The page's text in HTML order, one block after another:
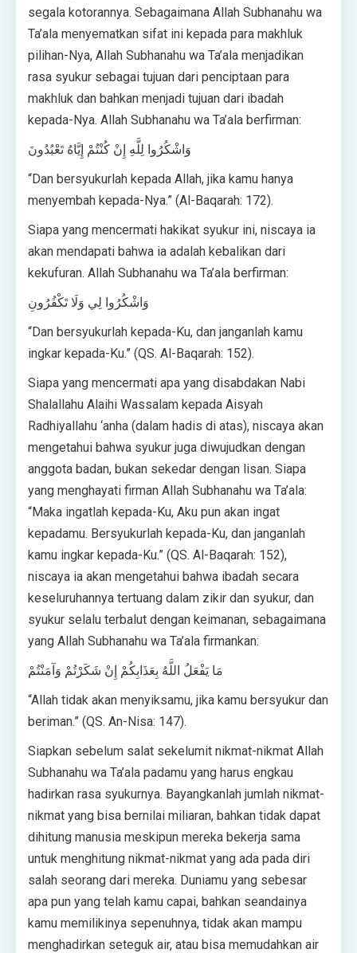
segala kotorannya. Sebagaimana Allah Subhanahu wa
Ta’ala menyematkan sifat ini kepada para makhluk
pilihan-Nya, Allah Subhanahu wa Ta’ala menjadikan
rasa syukur sebagai tujuan dari penciptaan para
makhluk dan bahkan menjadi tujuan dari ibadah
kepada-Nya. Allah Subhanahu wa Ta’ala berfirman:
وَاشْكُرُوا لِلَّهِ إِنْ كُنْتُمْ إِيَّاهُ تَعْبُدُونَ
“Dan bersyukurlah kepada Allah, jika kamu hanya
menyembah kepada-Nya.” (Al-Baqarah: 172).
Siapa yang mencermati hakikat syukur ini, niscaya ia
akan mendapati bahwa ia adalah kebalikan dari
kekufuran. Allah Subhanahu wa Ta’ala berfirman:
وَاشْكُرُوا لِي وَلَا تَكْفُرُونِ
“Dan bersyukurlah kepada-Ku, dan janganlah kamu
ingkar kepada-Ku.” (QS. Al-Baqarah: 152).
Siapa yang mencermati apa yang disabdakan Nabi
Shalallahu Alaihi Wassalam kepada Aisyah
Radhiyallahu ‘anha (dalam hadis di atas), niscaya akan
mengetahui bahwa syukur juga diwujudkan dengan
anggota badan, bukan sekedar dengan lisan. Siapa
yang menghayati firman Allah Subhanahu wa Ta’ala:
“Maka ingatlah kepada-Ku, Aku pun akan ingat
kepadamu. Bersyukurlah kepada-Ku, dan janganlah
kamu ingkar kepada-Ku.” (QS. Al-Baqarah: 152),
niscaya ia akan mengetahui bahwa ibadah secara
keseluruhannya tertuang dalam zikir dan syukur, dan
syukur selalu terbalut dengan keimanan, sebagaimana
yang Allah Subhanahu wa Ta’ala firmankan:
“Allah tidak akan menyiksamu, jika kamu bersyukur dan
beriman.” (QS. An-Nisa: 147).
Siapkan sebelum salat sekelumit nikmat-nikmat Allah
Subhanahu wa Ta’ala padamu yang harus engkau
hadirkan rasa syukurnya. Bayangkanlah jumlah nikmat-
nikmat yang bisa bernilai miliaran, bahkan tidak dapat
dihitung manusia meskipun mereka bekerja sama
untuk menghitung nikmat-nikmat yang ada pada diri
salah seorang dari mereka. Duniamu yang sebesar
apa pun yang telah kamu capai, bahkan seandainya
kamu memilikinya sepenuhnya, tidak akan mampu
menghadirkan seteguk air, atau bisa memudahkan air